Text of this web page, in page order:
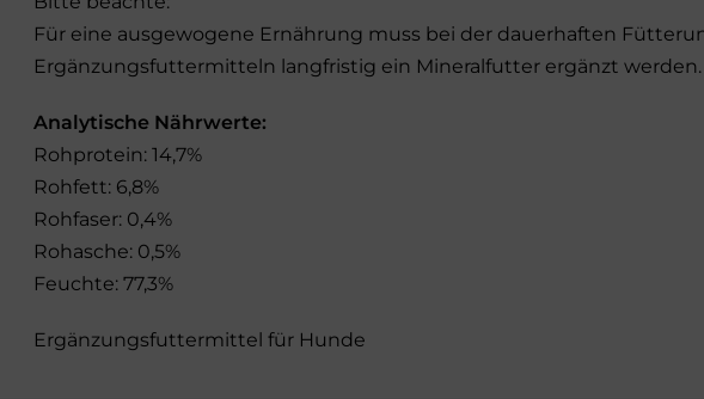
Für eine ausgewogene Ernährung muss bei der dauerhaften
Ergänzungsfuttermitteln langfristig ein Mineralfutter ergänzt werden.
Analytische Nährwerte:
Rohprotein: 14,7%
Rohfett: 6,8%
Rohfaser: 0,4%
Rohasche: 0,5%
Feuchte: 77,3%
Ergänzungsfuttermittel für Hunde